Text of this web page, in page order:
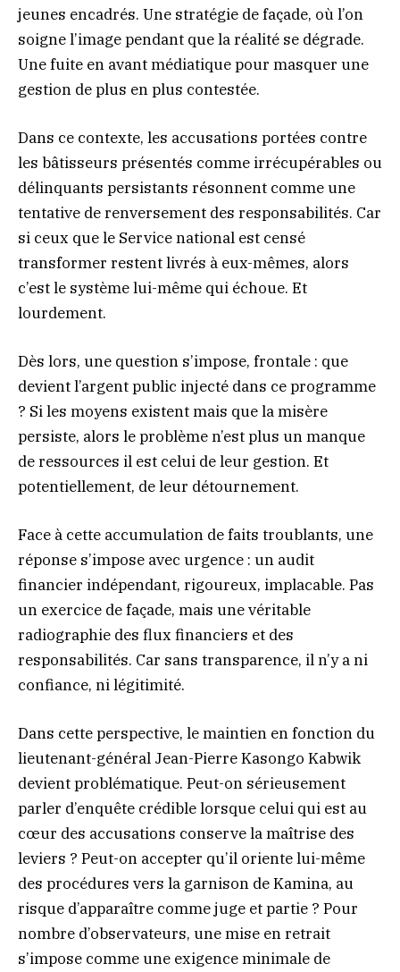
jeunes encadrés. Une stratégie de façade, où l’on
soigne l’image pendant que la réalité se dégrade.
Une fuite en avant médiatique pour masquer une
gestion de plus en plus contestée.
Dans ce contexte, les accusations portées contre
les bâtisseurs présentés comme irrécupérables ou
délinquants persistants résonnent comme une
tentative de renversement des responsabilités. Car
si ceux que le Service national est censé
transformer restent livrés à eux-mêmes, alors
c’est le système lui-même qui échoue. Et
lourdement.
Dès lors, une question s’impose, frontale : que
devient l’argent public injecté dans ce programme
? Si les moyens existent mais que la misère
persiste, alors le problème n’est plus un manque
de ressources il est celui de leur gestion. Et
potentiellement, de leur détournement.
Face à cette accumulation de faits troublants, une
réponse s’impose avec urgence : un audit
financier indépendant, rigoureux, implacable. Pas
un exercice de façade, mais une véritable
radiographie des flux financiers et des
responsabilités. Car sans transparence, il n’y a ni
confiance, ni légitimité.
Dans cette perspective, le maintien en fonction du
lieutenant-général Jean-Pierre Kasongo Kabwik
devient problématique. Peut-on sérieusement
parler d’enquête crédible lorsque celui qui est au
cœur des accusations conserve la maîtrise des
leviers ? Peut-on accepter qu’il oriente lui-même
des procédures vers la garnison de Kamina, au
risque d’apparaître comme juge et partie ? Pour
nombre d’observateurs, une mise en retrait
s’impose comme une exigence minimale de